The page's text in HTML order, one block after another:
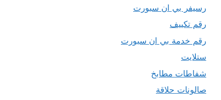
رسيفر بي ان سبورت
رقم تكييف
رقم خدمة بي ان سبورت
ستلايت
شفاطات مطابخ
صالونات حلاقة